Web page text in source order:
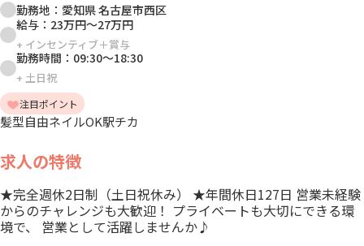
勤務地： 愛知県 名古屋市西区
給与： 23万円～27万円
+ インセンティブ＋賞与
勤務時間： 09:30～18:30
+ 土日祝
注目ポイント
髪型自由ネイルOK駅チカ
求人の特徴
★完全週休2日制（土日祝休み） ★年間休日127日 営業未経験
からのチャレンジも大歓迎！ プライベートも大切にできる環
境で、 営業として活躍しませんか♪